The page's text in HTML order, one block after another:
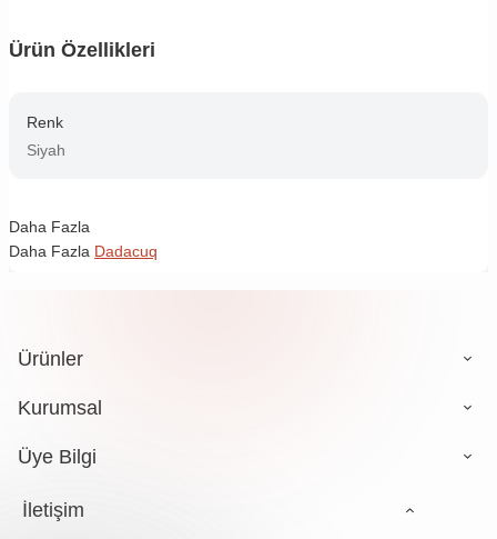
Ürün Özellikleri
Renk
Siyah
Daha Fazla
Daha Fazla Dadacuq
Ürünler
Kurumsal
Üye Bilgi
İletişim